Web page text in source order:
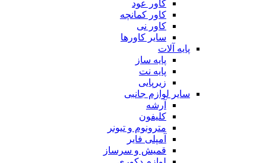
کاور عود
کاور کمانچه
کاور نی
سایر کاورها
پایه آلات
پایه ساز
پایه نت
زیرپایی
سایر لوازم جانبی
آرشه
کلیفون
مترونوم و تیونر
آمپلی فایر
قمیش و سرساز